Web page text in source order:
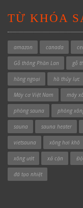
TỪ KHÓA
amazon canada
Gỗ thông Phần Lan gỗ
hồng ngoại hồ thủy lực
Máy cơ Việt Nam máy
phòng sauna phòng
sauna sauna heater
vietsauna xông hơi khô
xông ướt xả cặn
đá tạo nhiệt